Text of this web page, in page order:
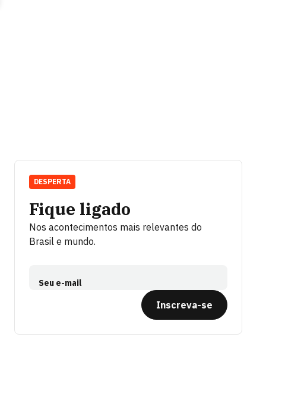
Fique ligado
Nos acontecimentos mais relevantes do
Brasil e mundo.
Seu e-mail
Inscreva-se
DESPERTA